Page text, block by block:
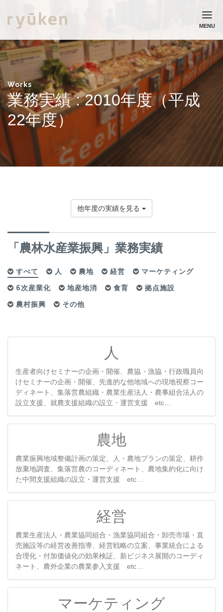
ホーム
流通研究所について
業務実績
コラム
ニュース
採用情報
お問い合わせ
個人情報保護方針
MENU
Works
業務実績 : 2010年度（平成
22年度）
他年度の実績を見る
「農林水産業振興」業務実績
すべて 人 農地 経営 マーケティング
6次産業化 地産地消 食育 拠点施設
農村振興 その他
人
生産者向けセミナーの企画・開催、農協・漁協・行政職員向
けセミナーの企画・開催、先進的な他地域への現地視察コー
ディネート、集落営農組織・農業生産法人・農事組合法人の
設立支援、就農支援組織の設立・運営支援 etc…
農地
農業振興地域整備計画の策定、人・農地プランの策定、耕作
放棄地調査、集落営農のコーディネート、農地集約化に向け
た中間支援組織の設立・運営支援 etc…
経営
農業生産法人・農業協同組合・漁業協同組合・卸売市場・直
売施設等の経営改善指導、経営戦略の立案、事業統合による
合理化・付加価値化の効果検証、新ビジネス展開のコーディ
ネート、農外企業の農業参入支援 etc…
マーケティング